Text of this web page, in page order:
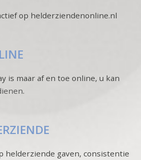
op helderziendenonline.nl
is maar af en toe online, u kan
.
helderziende gaven, consistentie